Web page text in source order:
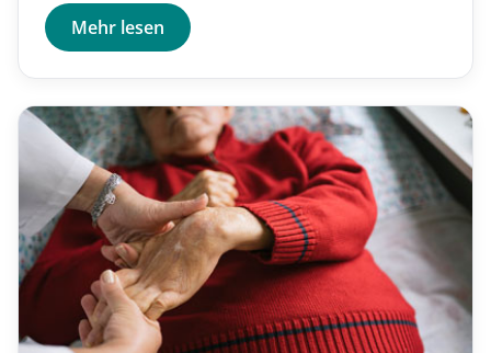
Mehr lesen